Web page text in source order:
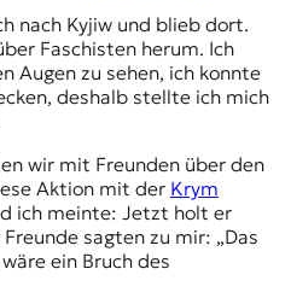
nach Kyjiw und blieb dort.
Faschistenherum. Ich
Augen zu sehen, ich konnte
deshalb stellte ich mich
wir mit Freunden über den
Aktion mit der Krym
ich meinte: Jetzt holt er
sagten zu mir: „Das
ein Bruch des